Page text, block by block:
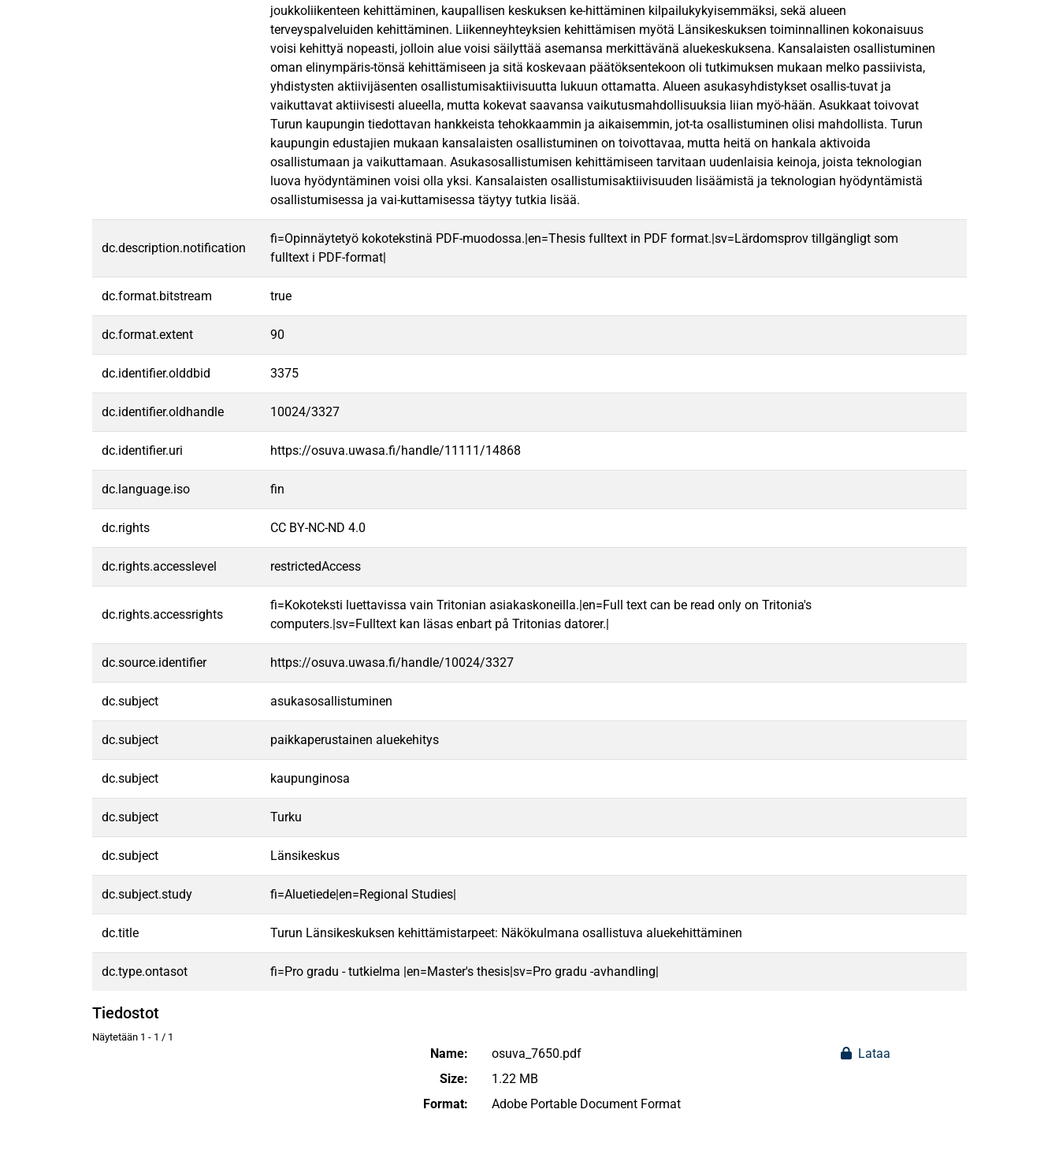
joukkoliikenteen kehittäminen, kaupallisen keskuksen ke-hittäminen kilpailukykyisemmäksi, sekä alueen
terveyspalveluiden kehittäminen. Liikenneyhteyksien kehittämisen myötä Länsikeskuksen toiminnallinen kokonaisuus
voisi kehittyä nopeasti, jolloin alue voisi säilyttää asemansa merkittävänä aluekeskuksena. Kansalaisten osallistuminen
oman elinympäris-tönsä kehittämiseen ja sitä koskevaan päätöksentekoon oli tutkimuksen mukaan melko passiivista,
yhdistysten aktiivijäsenten osallistumisaktiivisuutta lukuun ottamatta. Alueen asukasyhdistykset osallis-tuvat ja
vaikuttavat aktiivisesti alueella, mutta kokevat saavansa vaikutusmahdollisuuksia liian myö-hään. Asukkaat toivovat
Turun kaupungin tiedottavan hankkeista tehokkaammin ja aikaisemmin, jot-ta osallistuminen olisi mahdollista. Turun
kaupungin edustajien mukaan kansalaisten osallistuminen on toivottavaa, mutta heitä on hankala aktivoida
osallistumaan ja vaikuttamaan. Asukasosallistumisen kehittämiseen tarvitaan uudenlaisia keinoja, joista teknologian
luova hyödyntäminen voisi olla yksi. Kansalaisten osallistumisaktiivisuuden lisäämistä ja teknologian hyödyntämistä
osallistumisessa ja vai-kuttamisessa täytyy tutkia lisää.
dc.description.notification
fi=Opinnäytetyö kokotekstinä PDF-muodossa.|en=Thesis fulltext in PDF format.|sv=Lärdomsprov tillgängligt som
fulltext i PDF-format|
dc.format.bitstream true
dc.format.extent 90
dc.identifier.olddbid 3375
dc.identifier.oldhandle 10024/3327
dc.identifier.uri https://osuva.uwasa.fi/handle/11111/14868
dc.language.iso fin
dc.rights CC BY-NC-ND 4.0
dc.rights.accesslevel restrictedAccess
dc.rights.accessrights
fi=Kokoteksti luettavissa vain Tritonian asiakaskoneilla.|en=Full text can be read only on Tritonia's
computers.|sv=Fulltext kan läsas enbart på Tritonias datorer.|
dc.source.identifier https://osuva.uwasa.fi/handle/10024/3327
dc.subject asukasosallistuminen
dc.subject paikkaperustainen aluekehitys
dc.subject kaupunginosa
dc.subject Turku
dc.subject Länsikeskus
dc.subject.study fi=Aluetiede|en=Regional Studies|
dc.title Turun Länsikeskuksen kehittämistarpeet: Näkökulmana osallistuva aluekehittäminen
dc.type.ontasot fi=Pro gradu - tutkielma |en=Master's thesis|sv=Pro gradu -avhandling|
Tiedostot
Näytetään 1 - 1 / 1
Name:
osuva_7650.pdf
Size:
1.22 MB
Format:
Adobe Portable Document Format
Lataa